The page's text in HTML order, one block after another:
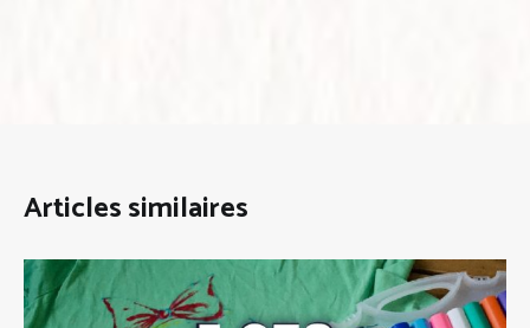
Articles similaires